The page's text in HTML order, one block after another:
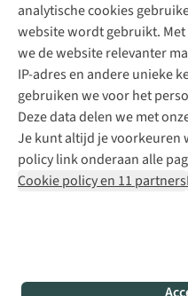
analytische cookies
website wordt gebruikt.
we de website relevanter
IP-adres en andere unieke
gebruiken we voor het
Deze data delen we met
Je kunt altijd je voorkeuren
policy link onderaan alle
Cookie policy en 11 partners
Contactformulier